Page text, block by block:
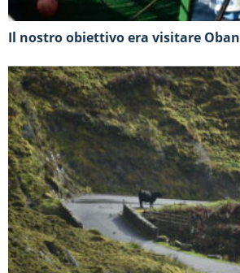
Il nostro obiettivo era visitare Oban